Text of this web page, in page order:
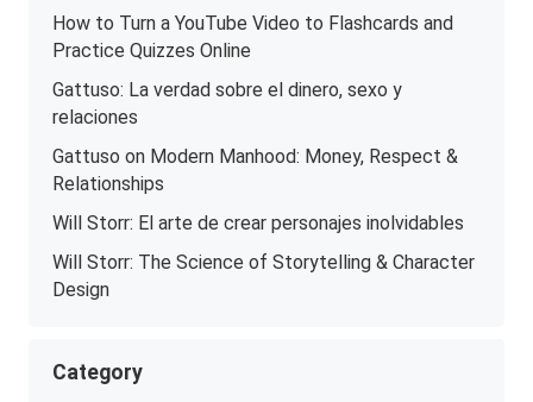
How to Turn a YouTube Video to Flashcards and
Practice Quizzes Online
Gattuso: La verdad sobre el dinero, sexo y
relaciones
Gattuso on Modern Manhood: Money, Respect &
Relationships
Will Storr: El arte de crear personajes inolvidables
Will Storr: The Science of Storytelling & Character
Design
Category